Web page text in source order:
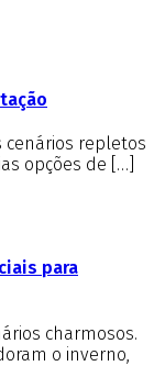
cenários repletos
opções de […]
para
charmosos.
o inverno,